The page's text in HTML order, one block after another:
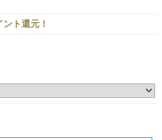
ト還元！